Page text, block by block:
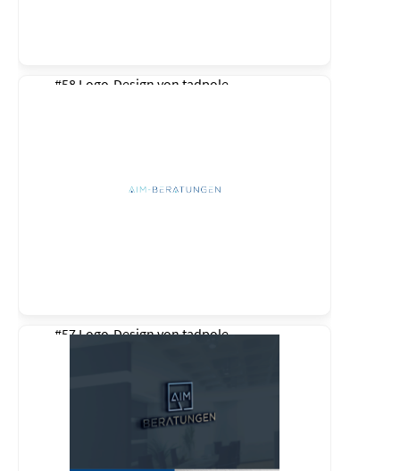
#58 Logo-Design von tadpole
#57 Logo-Design vontadpole